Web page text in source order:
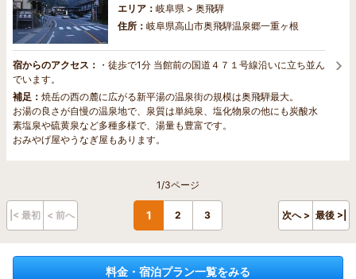
エリア： 岐阜県 > 奥飛騨
住所： 岐阜県高山市奥飛騨温泉郷一重ヶ根
宿からのアクセス： ・徒歩で1分 当館前の国道４７１号線沿いに立ち並ん
でいます。
補足： 焼岳の西の麓に広がる新平湯の温泉街の規模は奥飛騨最大。
お湯の良さが自慢の温泉地で、泉質は単純泉、塩化物泉の他にも炭酸水
素塩泉や硫黄泉など多種多様で、湯量も豊富です。
おみやげ屋やうなぎ屋もあります。
1/3ページ
|< 最初 < 前へ 1 2 3 次へ > 最後 >|
料金・宿泊プラン一覧をみる